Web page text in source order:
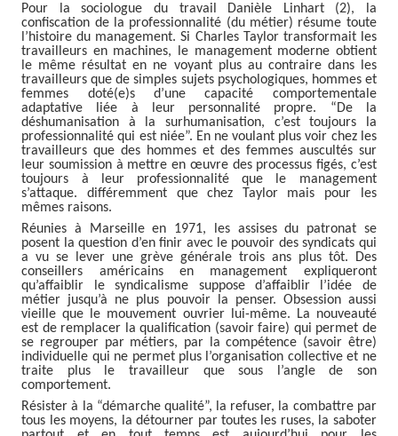
Pour la sociologue du travail Danièle Linhart (2), la
confiscation de la professionnalité (du métier) résume toute
l’histoire du management. Si Charles Taylor transformait les
travailleurs en machines, le management moderne obtient
le même résultat en ne voyant plus au contraire dans les
travailleurs que de simples sujets psychologiques, hommes et
femmes doté(e)s d’une capacité comportementale
adaptative liée à leur personnalité propre. “De la
déshumanisation à la surhumanisation, c’est toujours la
professionnalité qui est niée”. En ne voulant plus voir chez les
travailleurs que des hommes et des femmes auscultés sur
leur soumission à mettre en œuvre des processus figés, c’est
toujours à leur professionnalité que le management
s’attaque. différemment que chez Taylor mais pour les
mêmes raisons.
Réunies à Marseille en 1971, les assises du patronat se
posent la question d’en finir avec le pouvoir des syndicats qui
a vu se lever une grève générale trois ans plus tôt. Des
conseillers américains en management expliqueront
qu’affaiblir le syndicalisme suppose d’affaiblir l’idée de
métier jusqu’à ne plus pouvoir la penser. Obsession aussi
vieille que le mouvement ouvrier lui-même. La nouveauté
est de remplacer la qualification (savoir faire) qui permet de
se regrouper par métiers, par la compétence (savoir être)
individuelle qui ne permet plus l’organisation collective et ne
traite plus le travailleur que sous l’angle de son
comportement.
Résister à la “démarche qualité”, la refuser, la combattre par
tous les moyens, la détourner par toutes les ruses, la saboter